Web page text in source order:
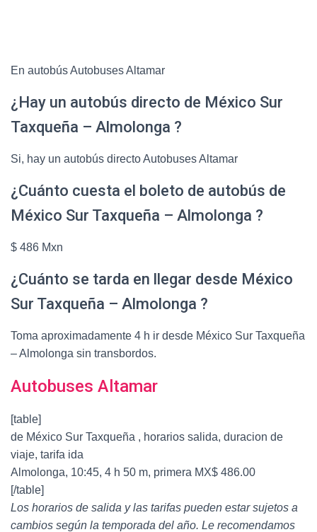
En autobús Autobuses Altamar
¿Hay un autobús directo de México Sur
Taxqueña – Almolonga ?
Si, hay un autobús directo Autobuses Altamar
¿Cuánto cuesta el boleto de autobús de
México Sur Taxqueña – Almolonga ?
$ 486 Mxn
¿Cuánto se tarda en llegar desde México
Sur Taxqueña – Almolonga ?
Toma aproximadamente 4 h ir desde México Sur Taxqueña
– Almolonga sin transbordos.
Autobuses Altamar
[table]
de México Sur Taxqueña , horarios salida, duracion de
viaje, tarifa ida
Almolonga, 10:45, 4 h 50 m, primera MX$ 486.00
[/table]
Los horarios de salida y las tarifas pueden estar sujetos a
cambios según la temporada del año. Le recomendamos